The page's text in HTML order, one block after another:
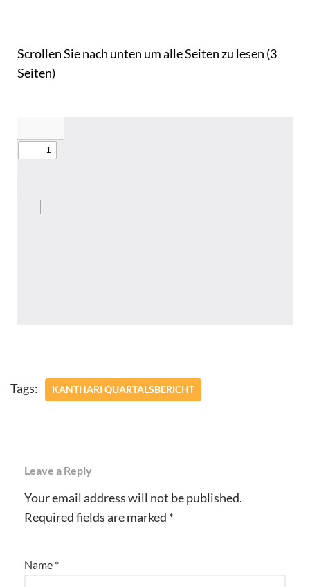
Scrollen Sie nach unten um alle Seiten zu lesen (3
Seiten)
Tags: KANTHARI QUARTALSBERICHT
Leave a Reply
Your email address will not be published.
Required fields are marked *
Name *